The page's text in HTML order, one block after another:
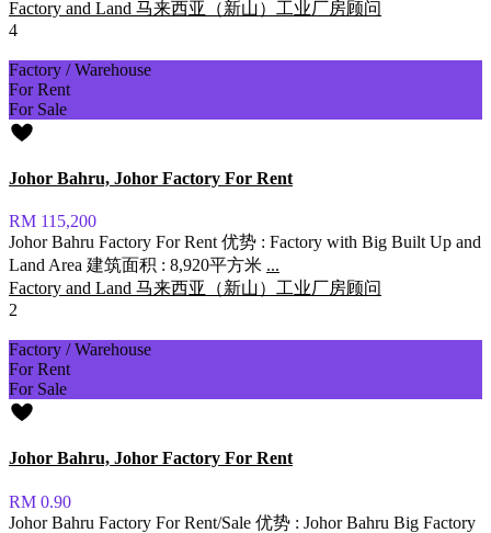
Factory and Land 马来西亚（新山）工业厂房顾问
4
Factory / Warehouse
For Rent
For Sale
Johor Bahru, Johor Factory For Rent
RM 115,200
Johor Bahru Factory For Rent 优势 : Factory with Big Built Up and
Land Area 建筑面积 : 8,920平方米 ...
Factory and Land 马来西亚（新山）工业厂房顾问
2
Factory / Warehouse
For Rent
For Sale
Johor Bahru, Johor Factory For Rent
RM 0.90
Johor Bahru Factory For Rent/Sale 优势 : Johor Bahru Big Factory